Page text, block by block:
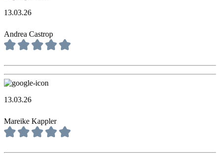
13.03.26
Andrea Castrop
13.03.26
Mareike Kappler